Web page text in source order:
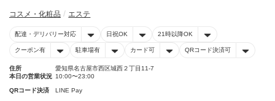
コスメ・化粧品 エステ
配達・デリバリー対応 日祝OK 21時以降OK
クーポン有 駐車場有 カード可 QRコード決済可
住所
愛知県名古屋市西区城西２丁目11-7
本日の営業状況 10:00〜23:00
QRコード決済 LINE Pay